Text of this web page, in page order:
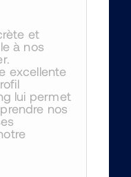
et
à nos
excellente
lui permet
nos